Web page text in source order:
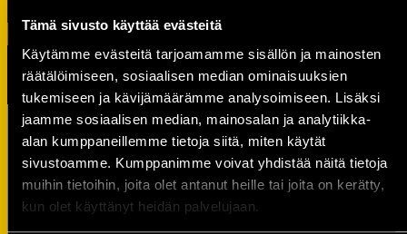
Tämä sivusto käyttää evästeitä
Käytämme evästeitä tarjoamamme sisällön ja mainosten
räätälöimiseen, sosiaalisen median ominaisuuksien
tukemiseen ja kävijämäärämme analysoimiseen. Lisäksi
jaamme sosiaalisen median, mainosalan ja analytiikka-
alan kumppaneillemme tietoja siitä, miten käytät
sivustoamme. Kumppanimme voivat yhdistää näitä tietoja
muihin tietoihin, joita olet antanut heille tai joita on kerätty,
kun olet käyttänyt heidän palvelujaan.
TUOREIMMAT UUTISET
05.08.
Tule pelaamaan hyvän asian puolesta –
Kalevan Pallo Golf -
hyväntekeväisyystapahtuma to 27.8.
Tilaa MTV Katsomo+ Urheilu